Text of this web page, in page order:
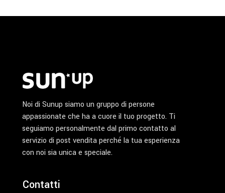
Noi di Sunup siamo un gruppo di persone
appassionate che ha a cuore il tuo progetto. Ti
seguiamo personalmente dal primo contatto al
servizio di post vendita perché la tua esperienza
con noi sia unica e speciale.
Contatti